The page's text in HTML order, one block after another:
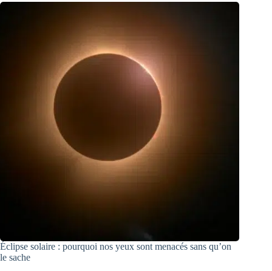
Éclipse solaire : pourquoi nos yeux sont menacés sans qu’on
le sache